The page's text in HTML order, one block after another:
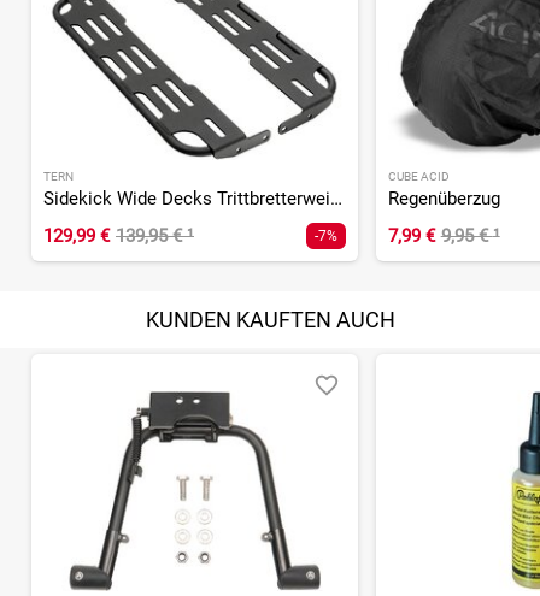
TERN
Sidekick Wide Decks Trittbretterweiterung für GSD Gen.2
129,99 € 139,95 €¹ -7%
CUBE ACID
Regenüberzug
7,99 € 9,95 €¹
KUNDEN KAUFTEN AUCH